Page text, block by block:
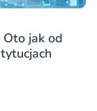
jak od